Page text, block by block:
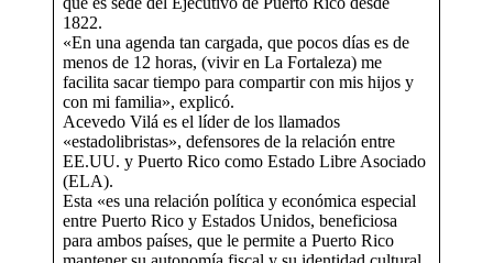
1822.
«En una agenda tan cargada, que pocos días es de
menos de 12 horas, (vivir en La Fortaleza) me
facilita sacar tiempo para compartir con mis hijos y
con mi familia», explicó.
Acevedo Vilá es el líder de los llamados
«estadolibristas», defensores de la relación entre
EE.UU. y Puerto Rico como Estado Libre Asociado
(ELA).
Esta «es una relación política y económica especial
entre Puerto Rico y Estados Unidos, beneficiosa
para ambos países, que le permite a Puerto Rico